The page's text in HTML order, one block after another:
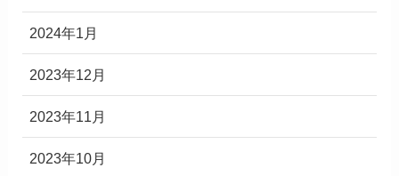
2024年1月
2023年12月
2023年11月
2023年10月